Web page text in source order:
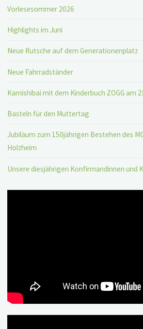
Vorlesesommer 2026
Highlights im Juni
Neue Rutsche auf dem Generationenplatz
Neue Fahrradständer
Kamishibai mit dem Kinderbuch ZOGG am
Basteln für den Muttertag
Jubiläum zum 150jährigen Bestehen des
Holzheim
Unsere diesjährigen Konfirmandinnen und